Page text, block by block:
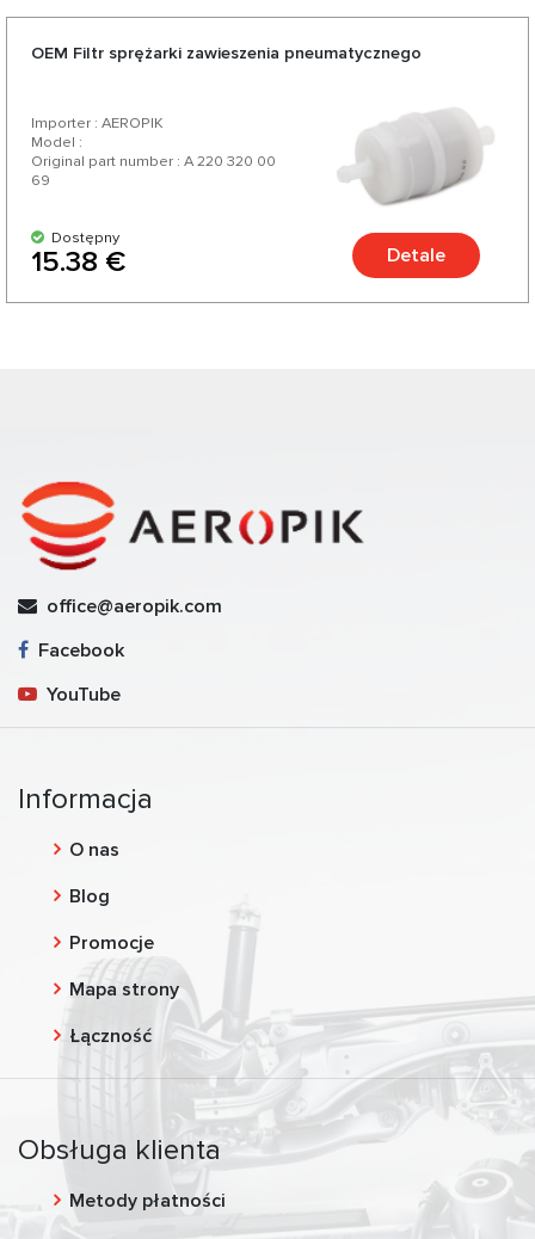
OEM Filtr sprężarki zawieszenia pneumatycznego
Importer : AEROPIK
Model :
Original part number : A 220 320 00
69
Dostępny
15.38 € Detale
office@aeropik.com
Facebook
YouTube
Informacja
O nas
Blog
Promocje
Mapa strony
Łączność
Obsługa klienta
Metody płatności